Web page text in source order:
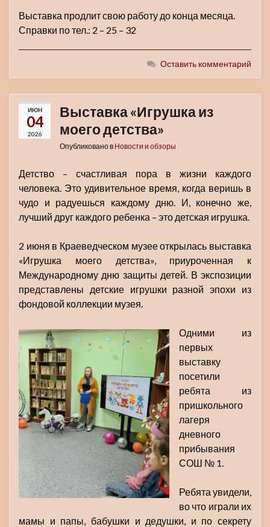
Выставка продлит свою работу до конца месяца.
Справки по тел.: 2 – 25 – 32
Оставить комментарий
ИЮН
04
2026
Выставка «Игрушка из
моего детства»
Опубликовано в Новости и обзоры
Детство – счастливая пора в жизни каждого
человека. Это удивительное время, когда веришь в
чудо и радуешься каждому дню. И, конечно же,
лучший друг каждого ребенка – это детская игрушка.
2 июня в Краеведческом музее открылась выставка
«Игрушка моего детства», приуроченная к
Международному дню защиты детей. В экспозиции
представлены детские игрушки разной эпохи из
фондовой коллекции музея.
Одними из
первых
выставку
посетили
ребята из
пришкольного
лагеря
дневного
прибывания
СОШ № 1.
Ребята увидели,
во что играли их
мамы и папы, бабушки и дедушки, и по секрету